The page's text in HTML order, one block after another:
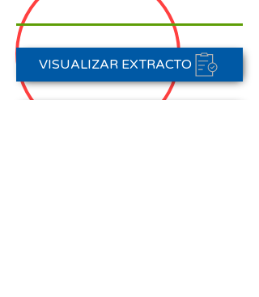
VISUALIZAR EXTRACTO